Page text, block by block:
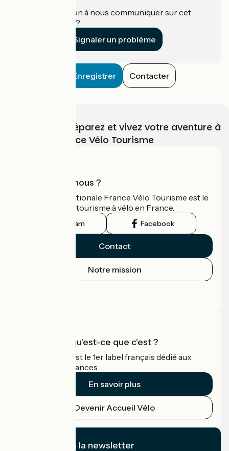
Une information à nous communiquer sur cet
établissement ?
Signaler un problème
Enregistrer Contacter
Choisissez, préparez et vivez votre aventure à
vélo avec France Vélo Tourisme
Qui sommes-nous ?
L'association nationale France Vélo Tourisme est le
guide officiel du tourisme à vélo en France.
Instagram Facebook
Contact
Notre mission
Accueil Vélo qu'est-ce que c'est ?
Accueil Vélo c'est le 1er label français dédié aux
cyclistes en vacances.
En savoir plus
Devenir Accueil Vélo
Je m'abonne à la newsletter